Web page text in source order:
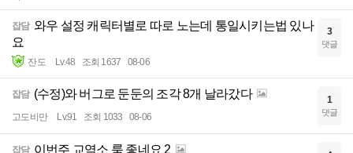
잡담 와우 설정 캐릭터별로 따로 노는데 통일시키는법 있나
요
잔도 Lv.48 조회 1637 08-06
3
댓글
잡담 (수정)와 버그로 둔둔의 조각 8개 날라갔다
고도비만 Lv.91 조회 1033 08-06
1
댓글
잡담 이번주 교역소 룩 좋네요 2